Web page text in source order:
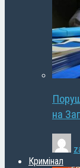
на
Кримінал